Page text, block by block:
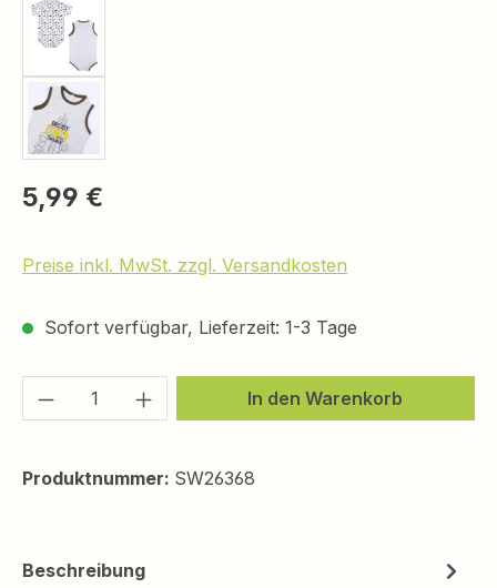
Regulärer Preis:
5,99 €
Preise inkl. MwSt. zzgl. Versandkosten
Sofort verfügbar, Lieferzeit: 1-3 Tage
Produkt Anzahl: Gib denIn den Warenkorb
Produktnummer: SW26368
Beschreibung